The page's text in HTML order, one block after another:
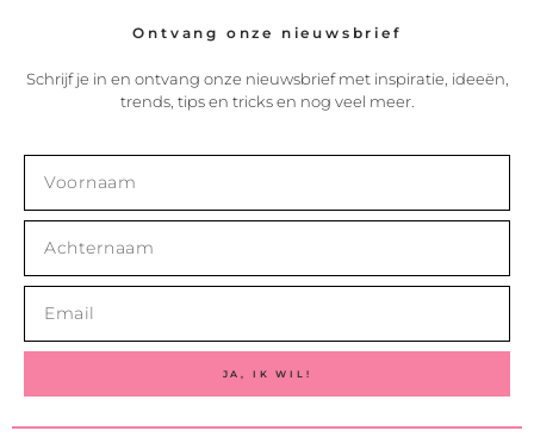
Ontvang onze nieuwsbrief
Schrijf je in en ontvang onze nieuwsbrief met inspiratie, ideeën,
trends, tips en tricks en nog veel meer.
JA, IK WIL!